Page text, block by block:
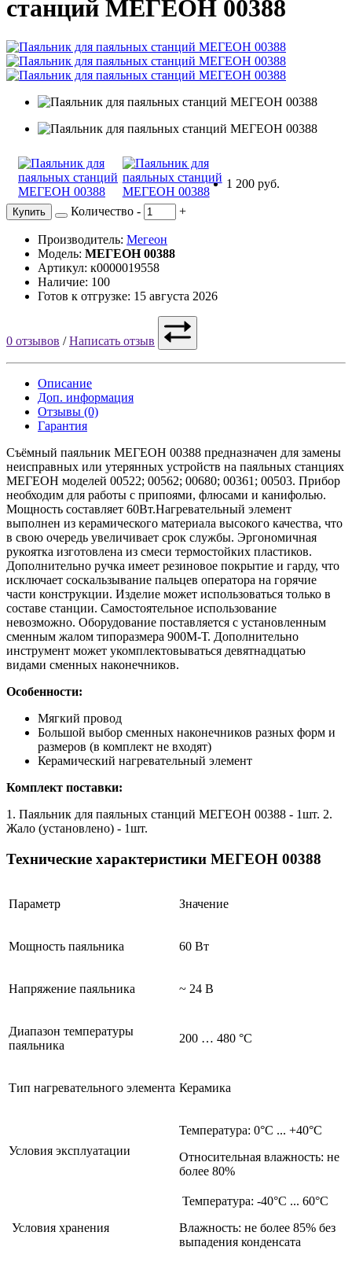
станций МЕГЕОН 00388
1 200 руб.
Купить Количество - +
Производитель: Мегеон
Модель: МЕГЕОН 00388
Артикул: к0000019558
Наличие: 100
Готов к отгрузке: 15 августа 2026
0 отзывов /Написать отзыв
Описание
Доп. информация
Отзывы (0)
Гарантия
Съёмный паяльник МЕГЕОН 00388 предназначен для замены
неисправных или утерянных устройств на паяльных станциях
МЕГЕОН моделей 00522; 00562; 00680; 00361; 00503. Прибор
необходим для работы с припоями, флюсами и канифолью.
Мощность составляет 60Вт.Нагревательный элемент
выполнен из керамического материала высокого качества, что
в свою очередь увеличивает срок службы. Эргономичная
рукоятка изготовлена из смеси термостойких пластиков.
Дополнительно ручка имеет резиновое покрытие и гарду, что
исключает соскальзывание пальцев оператора на горячие
части конструкции. Изделие может использоваться только в
составе станции. Самостоятельное использование
невозможно. Оборудование поставляется с установленным
сменным жалом типоразмера 900М-Т. Дополнительно
инструмент может укомплектовываться девятнадцатью
видами сменных наконечников.
Особенности:
Мягкий провод
Большой выбор сменных наконечников разных форм и
размеров (в комплект не входят)
Керамический нагревательный элемент
Комплект поставки:
1. Паяльник для паяльных станций МЕГЕОН 00388 - 1шт. 2.
Жало (установлено) - 1шт.
Технические характеристики МЕГЕОН 00388
Параметр Значение
Мощность паяльника 60 Вт
Напряжение паяльника ~ 24 В
Диапазон температуры
паяльника
200 … 480 °С
Тип нагревательного элемента Керамика
Условия эксплуатации
Температура: 0°С ... +40°С
Относительная влажность: не
более 80%
Условия хранения
Температура: -40°С ... 60°С
Влажность: не более 85% без
выпадения конденсата